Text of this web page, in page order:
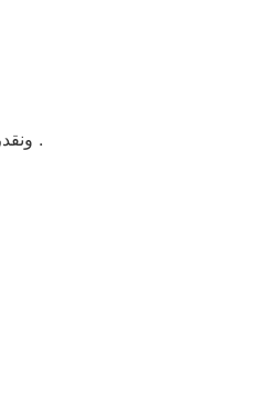
ونقدر قلق عميل مركز صيانة غسالات كلفينيتور التل الكبير ونثمن وقته. لذلك عادة هناك بعض المحافظات لايوجد بها فروع لنا اوالفرع تحت الانشاء .